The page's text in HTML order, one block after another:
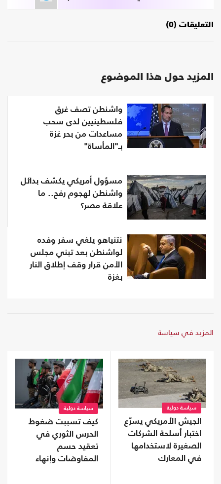
التعليقات (0)
المزيد حول هذا الموضوع
واشنطن تصف غرق
فلسطينيين لدى سحب
مساعدات من بحر غزة
بـ"المأساة"
مسؤول أمريكي يكشف بدائل
واشنطن لهجوم رفح.. ما
علاقة مصر؟
نتنياهو يلغي سفر وفده
لواشنطن بعد تبني مجلس
الأمن قرار وقف إطلاق النار
بغزة
المزيد في سياسة
سياسة دولية
الجيش الأمريكي يسرّع
اختبار أسلحة الشركات
الصغيرة لاستخدامها
في المعارك
سياسة دولية
كيف تسببت ضغوط
الحرس الثوري في
تعقيد حسم
المفاوضات وإنهاء